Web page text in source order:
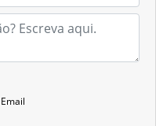
Email